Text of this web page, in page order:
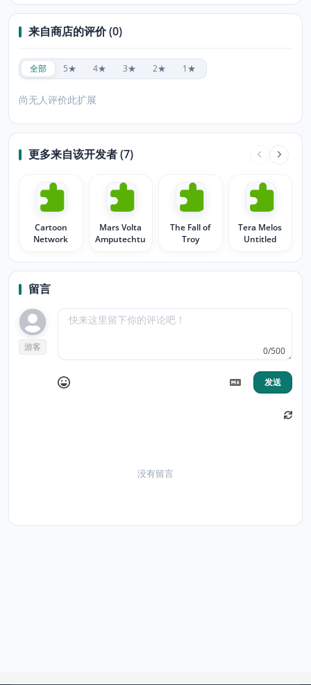
来自商店的评价 (0)
全部 5★ 4★ 3★ 2★ 1★
尚无人评价此扩展
更多来自该开发者 (7)
Cartoon
Network
Mars Volta
Amputechture
The Fall of
Troy
Tera Melos
Untitled
留言
游客 0/500
发送
没有留言